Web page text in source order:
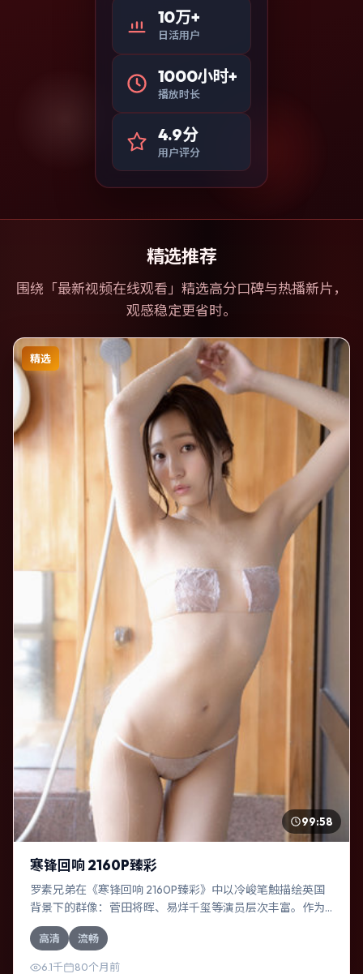
10万+
日活用户
1000小时+
播放时长
4.9分
用户评分
精选推荐
围绕「最新视频在线观看 」精选高分口碑与热播新片，
观感稳定更省时。
精选
99:58
寒锋回响 2160P臻彩
罗素兄弟在《寒锋回响 2160P臻彩》中以冷峻笔触描绘英国
背景下的群像：菅田将晖、易烊千玺等演员层次丰富。作为
一部喜剧作品，故事从日常裂缝切入，逐步推向不可逆转的
结局；视听语言统一，情感落点克制有力。
高清 流畅
6.1千 80个月前